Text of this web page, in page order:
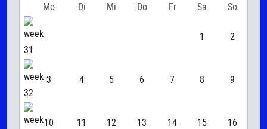
Mo Di Mi Do Fr Sa So
1 2
3 4 5 6 7 8 9
10 11 12 13 14 15 16